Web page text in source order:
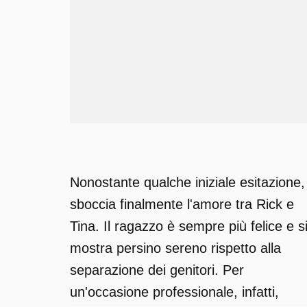
Nonostante qualche iniziale esitazione,
sboccia finalmente l'amore tra Rick e
Tina. Il ragazzo è sempre più felice e si
mostra persino sereno rispetto alla
separazione dei genitori. Per
un'occasione professionale, infatti,